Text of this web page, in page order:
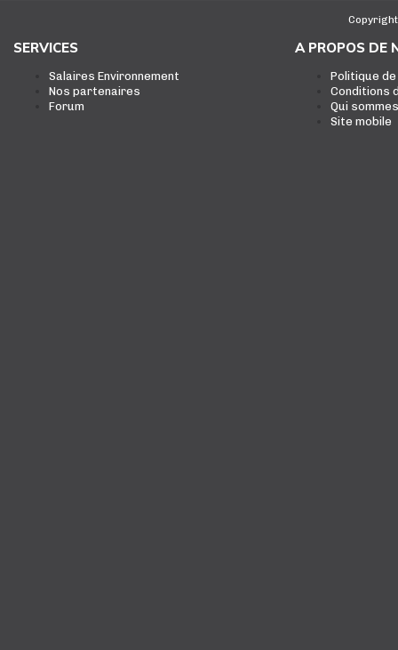
SERVICES
Salaires Environnement
Nos partenaires
Forum
A PROPOS DE
Politique
Conditions
Qui
Site mobile